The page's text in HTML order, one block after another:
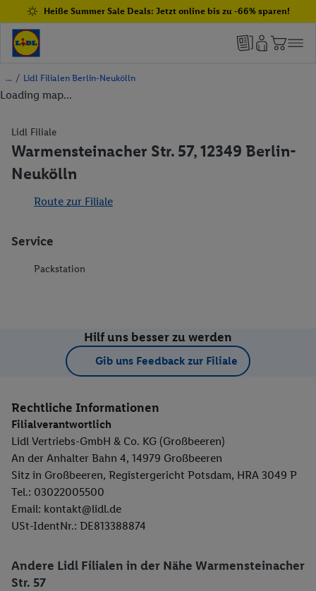
Heiße Summer Sale Deals: Jetzt online bis zu -66% sparen!
/ Lidl Filialen Berlin-Neukölln
Loading map...
Lidl Filiale
Warmensteinacher Str. 57, 12349 Berlin-
Neukölln
Route zur Filiale
Service
Packstation
Hilf uns besser zu werden
Gib uns Feedback zur Filiale
Rechtliche Informationen
Filialverantwortlich
Lidl Vertriebs-GmbH & Co. KG (Großbeeren)
An der Anhalter Bahn 4, 14979 Großbeeren
Sitz in Großbeeren, Registergericht Potsdam, HRA 3049 P
Tel.: 03022005500
Email: kontakt@lidl.de
USt-IdentNr.: DE813388874
Andere Lidl Filialen in der Nähe Warmensteinacher
Str. 57